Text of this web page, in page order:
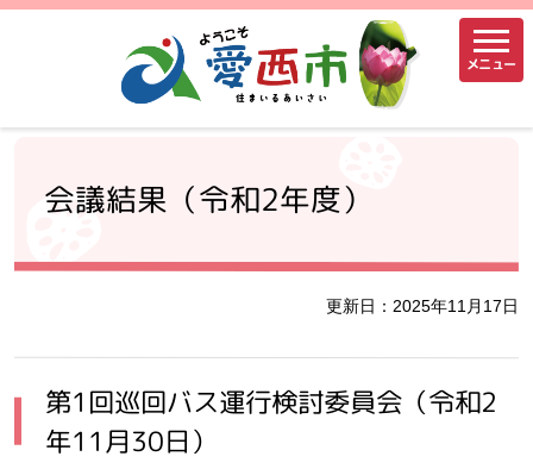
メニュー
会議結果（令和2年度）
更新日：2025年11月17日
第1回巡回バス運行検討委員会（令和2
年11月30日）